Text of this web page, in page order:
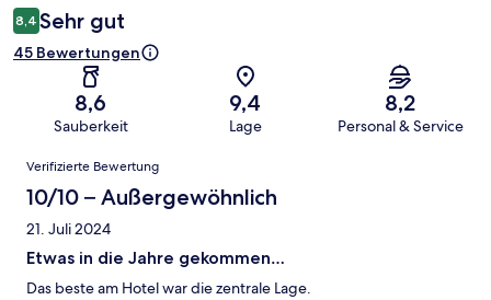
8,4 Sehr gut
45 Bewertungen
8,6
Sauberkeit
9,4
Lage
8,2
Personal & Service
Bewertungen
Verifizierte Bewertung
10/10 – Außergewöhnlich
21. Juli 2024
Etwas in die Jahre gekommen…
Das beste am Hotel war die zentrale Lage.